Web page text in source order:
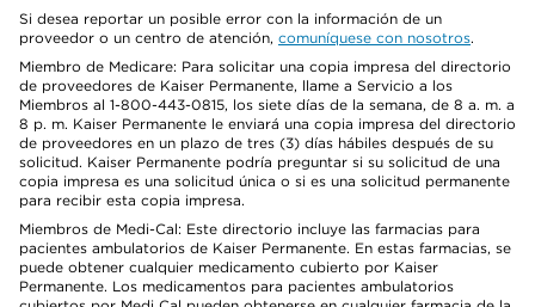
Si desea reportar un posible error con la información de un
proveedor o un centro de atención, comuníquese con nosotros.
Miembro de Medicare: Para solicitar una copia impresa del directorio
de proveedores de Kaiser Permanente, llame a Servicio a los
Miembros al 1-800-443-0815, los siete días de la semana, de 8 a. m. a
8 p. m. Kaiser Permanente le enviará una copia impresa del directorio
de proveedores en un plazo de tres (3) días hábiles después de su
solicitud. Kaiser Permanente podría preguntar si su solicitud de una
copia impresa es una solicitud única o si es una solicitud permanente
para recibir esta copia impresa.
Miembros de Medi-Cal: Este directorio incluye las farmacias para
pacientes ambulatorios de Kaiser Permanente. En estas farmacias, se
puede obtener cualquier medicamento cubierto por Kaiser
Permanente. Los medicamentos para pacientes ambulatorios